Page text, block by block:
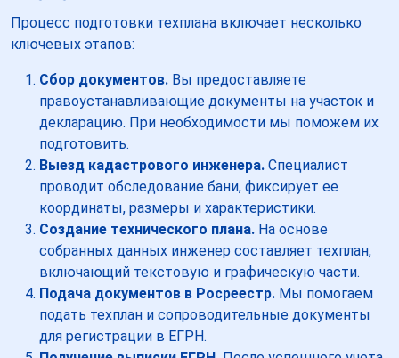
Процесс подготовки техплана включает несколько
ключевых этапов:
Сбор документов. Вы предоставляете
правоустанавливающие документы на участок и
декларацию. При необходимости мы поможем их
подготовить.
Выезд кадастрового инженера. Специалист
проводит обследование бани, фиксирует ее
координаты, размеры и характеристики.
Создание технического плана. На основе
собранных данных инженер составляет техплан,
включающий текстовую и графическую части.
Подача документов в Росреестр. Мы помогаем
подать техплан и сопроводительные документы
для регистрации в ЕГРН.